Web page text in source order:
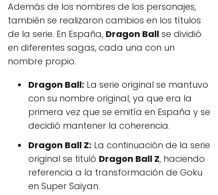
Además de los nombres de los personajes,
también se realizaron cambios en los títulos
de la serie. En España, Dragon Ball se dividió
en diferentes sagas, cada una con un
nombre propio.
Dragon Ball: La serie original se mantuvo
con su nombre original, ya que era la
primera vez que se emitía en España y se
decidió mantener la coherencia.
Dragon Ball Z: La continuación de la serie
original se tituló Dragon Ball Z, haciendo
referencia a la transformación de Goku
en Super Saiyan.